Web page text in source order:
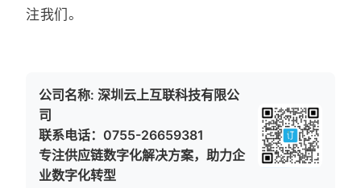
注我们。
公司名称: 深圳云上互联科技有限公
司
联系电话：0755-26659381
专注供应链数字化解决方案，助力企
业数字化转型